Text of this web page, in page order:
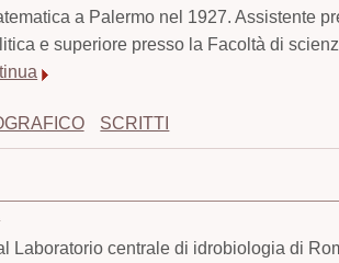
a Palermo nel 1927. Assistente
e superiore presso la Facoltà di
SCRITTI
Laboratorio centrale di idrobiologia di